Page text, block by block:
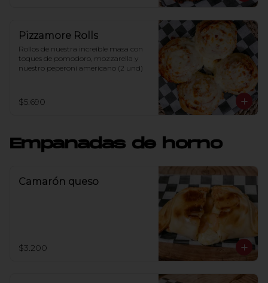
Pizzamore Rolls
Rollos de nuestra increíble masa con
toques de pomodoro, mozzarella y
nuestro peperoni americano (2 und)
$5.690
Empanadas de horno
Camarón queso
$3.200